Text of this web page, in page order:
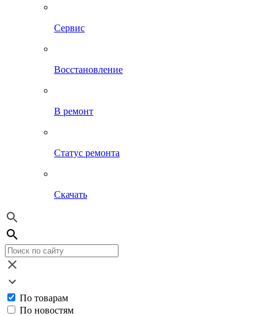
Сервис
Восстановление
В ремонт
Статус ремонта
Скачать
По товарам
По новостям